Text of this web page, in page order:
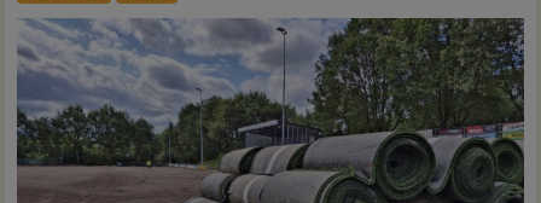
alle
kernen
Hardenberg